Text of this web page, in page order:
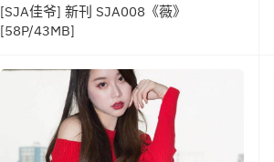
[SJA佳爷] 新刊 SJA008《薇》
[58P/43MB]